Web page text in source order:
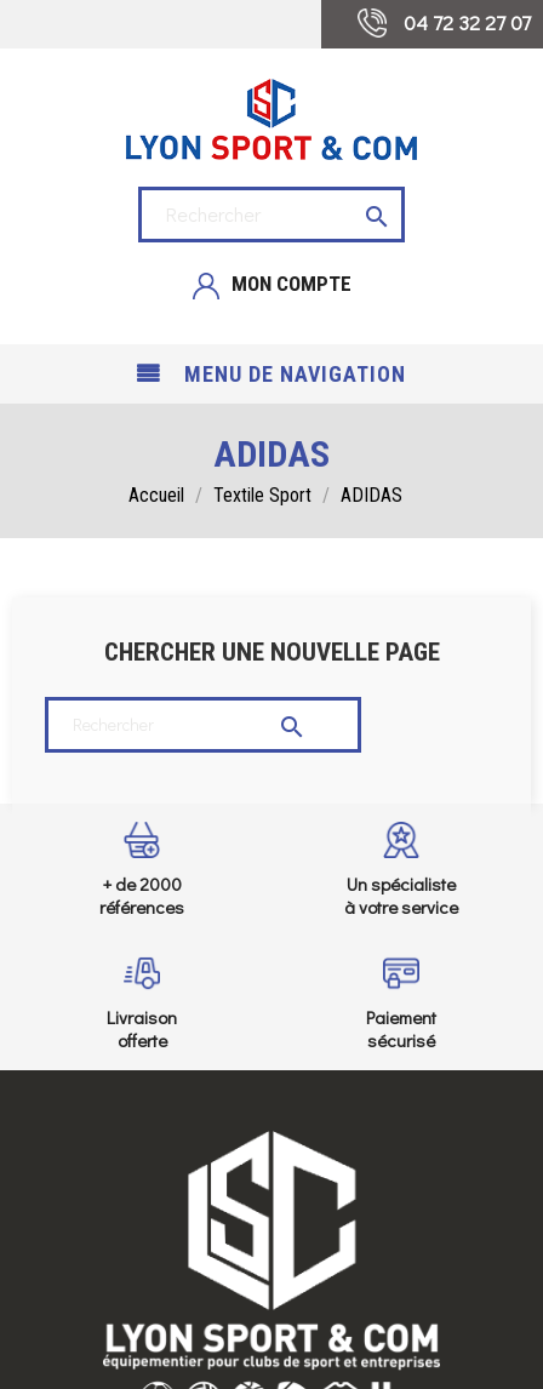
04 72 32 27 07

MON COMPTE
MENU DE NAVIGATION
ADIDAS
Accueil Textile Sport ADIDAS
CHERCHER UNE NOUVELLE PAGE

+ de 2000
références
Un spécialiste
à votre service
Livraison
offerte
Paiement
sécurisé